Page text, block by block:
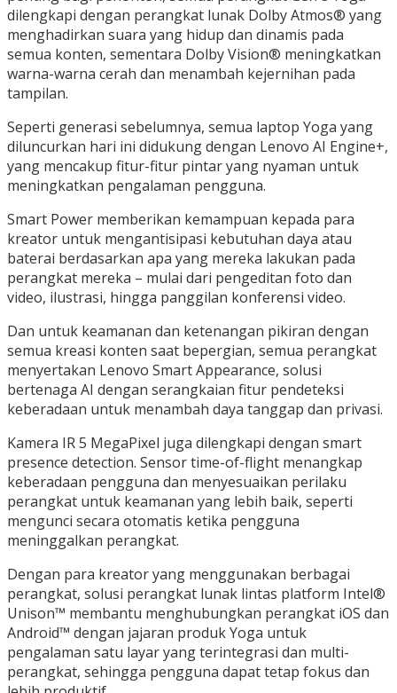
dilengkapi dengan perangkat lunak Dolby Atmos® yang
menghadirkan suara yang hidup dan dinamis pada
semua konten, sementara Dolby Vision® meningkatkan
warna-warna cerah dan menambah kejernihan pada
tampilan.
Seperti generasi sebelumnya, semua laptop Yoga yang
diluncurkan hari ini didukung dengan Lenovo AI Engine+,
yang mencakup fitur-fitur pintar yang nyaman untuk
meningkatkan pengalaman pengguna.
Smart Power memberikan kemampuan kepada para
kreator untuk mengantisipasi kebutuhan daya atau
baterai berdasarkan apa yang mereka lakukan pada
perangkat mereka – mulai dari pengeditan foto dan
video, ilustrasi, hingga panggilan konferensi video.
Dan untuk keamanan dan ketenangan pikiran dengan
semua kreasi konten saat bepergian, semua perangkat
menyertakan Lenovo Smart Appearance, solusi
bertenaga AI dengan serangkaian fitur pendeteksi
keberadaan untuk menambah daya tanggap dan privasi.
Kamera IR 5 MegaPixel juga dilengkapi dengan smart
presence detection. Sensor time-of-flight menangkap
keberadaan pengguna dan menyesuaikan perilaku
perangkat untuk keamanan yang lebih baik, seperti
mengunci secara otomatis ketika pengguna
meninggalkan perangkat.
Dengan para kreator yang menggunakan berbagai
perangkat, solusi perangkat lunak lintas platform Intel®
Unison™ membantu menghubungkan perangkat iOS dan
Android™ dengan jajaran produk Yoga untuk
pengalaman satu layar yang terintegrasi dan multi-
perangkat, sehingga pengguna dapat tetap fokus dan